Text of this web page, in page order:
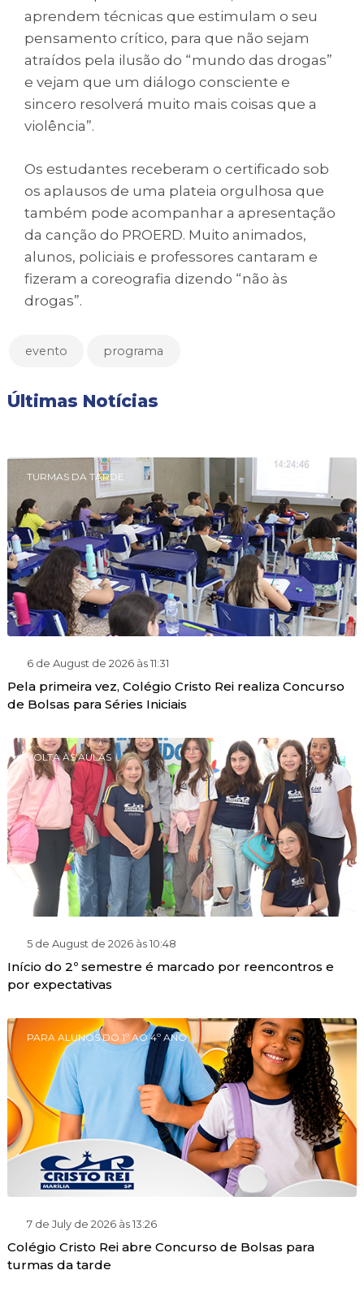
aprendem técnicas que estimulam o seu
pensamento crítico, para que não sejam
atraídos pela ilusão do “mundo das drogas”
e vejam que um diálogo consciente e
sincero resolverá muito mais coisas que a
violência”.
Os estudantes receberam o certificado sob
os aplausos de uma plateia orgulhosa que
também pode acompanhar a apresentação
da canção do PROERD. Muito animados,
alunos, policiais e professores cantaram e
fizeram a coreografia dizendo “não às
drogas”.
evento programa
Últimas Notícias
TURMAS DA TARDE
6 de August de 2026 às 11:31
Pela primeira vez, Colégio Cristo Rei realiza Concurso
de Bolsas para Séries Iniciais
VOLTA ÀS AULAS
5 de August de 2026 às 10:48
Início do 2º semestre é marcado por reencontros e
por expectativas
PARA ALUNOS DO 1º AO 4º ANO
7 de July de 2026 às 13:26
Colégio Cristo Rei abre Concurso de Bolsas para
turmas da tarde